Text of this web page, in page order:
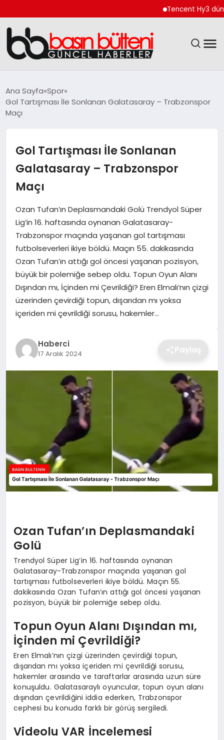
Tencent Hy3 dünya
GÜNCEL
SAĞLIK
SPOR
TEKNOLOJI
YAŞAM
GÜNDEM
Ana Sayfa Spor
Gol Tartışması İle Sonlanan Galatasaray – Trabzonspor
Maçı
Gol Tartışması İle Sonlanan
Galatasaray – Trabzonspor
Maçı
Ozan Tufan’ın Deplasmandaki Golü Trendyol Süper
Lig’in 16. haftasında oynanan Galatasaray-
Trabzonspor maçında yaşanan gol tartışması
futbolseverleri ikiye böldü. Maçın 55. dakikasında
Ozan Tufan’ın attığı gol öncesi yaşanan pozisyon,
büyük bir polemiğe sebep oldu. Topun Oyun Alanı
Dışından mı, İçinden mi Çevrildiği? Eren Elmalı’nın çizgi
üzerinden çevirdiği topun, dışarıdan mı yoksa
içeriden mi çevrildiği sorusu, hakemler…
Haberci
17 Aralık 2024 Paylaş
Ozan Tufan’ın Deplasmandaki
Golü
Trendyol Süper Lig’in 16. haftasında oynanan
Galatasaray-Trabzonspor maçında yaşanan gol
tartışması futbolseverleri ikiye böldü. Maçın 55.
dakikasında Ozan Tufan’ın attığı gol öncesi yaşanan
pozisyon, büyük bir polemiğe sebep oldu.
Topun Oyun Alanı Dışından mı,
İçinden mi Çevrildiği?
Eren Elmalı’nın çizgi üzerinden çevirdiği topun,
dışarıdan mı yoksa içeriden mi çevrildiği sorusu,
hakemler arasında ve taraftarlar arasında uzun süre
konuşuldu. Galatasaraylı oyuncular, topun oyun alanı
dışından çevrildiğini iddia ederken, Trabzonspor
cephesi bu konuda farklı bir görüş sergiledi.
Videolu VAR İncelemesi